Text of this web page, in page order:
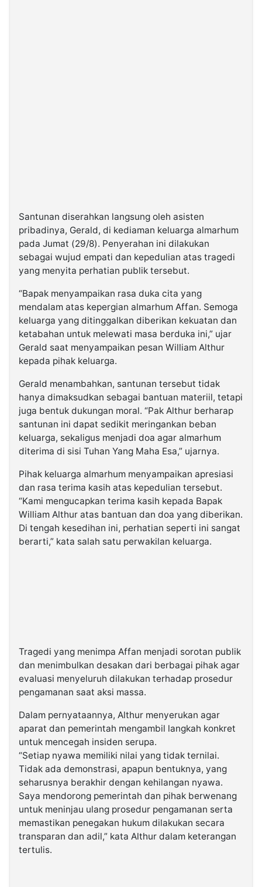
Santunan diserahkan langsung oleh asisten
pribadinya, Gerald, di kediaman keluarga almarhum
pada Jumat (29/8). Penyerahan ini dilakukan
sebagai wujud empati dan kepedulian atas tragedi
yang menyita perhatian publik tersebut.
“Bapak menyampaikan rasa duka cita yang
mendalam atas kepergian almarhum Affan. Semoga
keluarga yang ditinggalkan diberikan kekuatan dan
ketabahan untuk melewati masa berduka ini,” ujar
Gerald saat menyampaikan pesan William Althur
kepada pihak keluarga.
Gerald menambahkan, santunan tersebut tidak
hanya dimaksudkan sebagai bantuan materiil, tetapi
juga bentuk dukungan moral. “Pak Althur berharap
santunan ini dapat sedikit meringankan beban
keluarga, sekaligus menjadi doa agar almarhum
diterima di sisi Tuhan Yang Maha Esa,” ujarnya.
Pihak keluarga almarhum menyampaikan apresiasi
dan rasa terima kasih atas kepedulian tersebut.
“Kami mengucapkan terima kasih kepada Bapak
William Althur atas bantuan dan doa yang diberikan.
Di tengah kesedihan ini, perhatian seperti ini sangat
berarti,” kata salah satu perwakilan keluarga.
Tragedi yang menimpa Affan menjadi sorotan publik
dan menimbulkan desakan dari berbagai pihak agar
evaluasi menyeluruh dilakukan terhadap prosedur
pengamanan saat aksi massa.
Dalam pernyataannya, Althur menyerukan agar
aparat dan pemerintah mengambil langkah konkret
untuk mencegah insiden serupa.
“Setiap nyawa memiliki nilai yang tidak ternilai.
Tidak ada demonstrasi, apapun bentuknya, yang
seharusnya berakhir dengan kehilangan nyawa.
Saya mendorong pemerintah dan pihak berwenang
untuk meninjau ulang prosedur pengamanan serta
memastikan penegakan hukum dilakukan secara
transparan dan adil,” kata Althur dalam keterangan
tertulis.